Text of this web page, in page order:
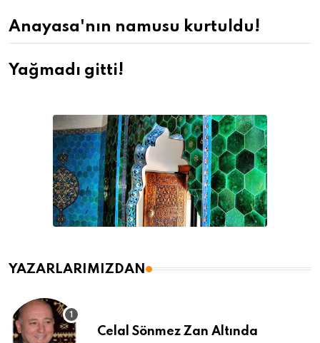
Anayasa'nın namusu kurtuldu!
Yağmadı gitti!
YAZARLARIMIZDAN
Celal Sönmez Zan Altında